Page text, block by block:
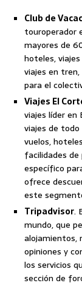
Club de
touroperador
mayores de
hoteles,
viajes en
para el
Viajes El
viajes líder en
viajes de
vuelos,
facilidades
específico
ofrece
este
Tripadvisor.
mundo, que
alojamientos,
opiniones y
los servicios
sección de